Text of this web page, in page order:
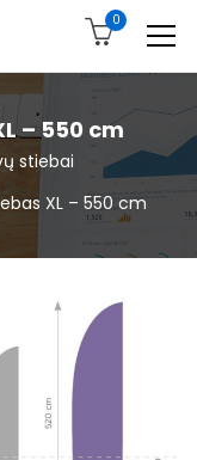
0
– 550 cm
stiebai
XL – 550 cm